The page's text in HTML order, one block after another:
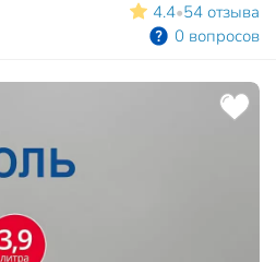
4.4•54 отзыва
0 вопросов